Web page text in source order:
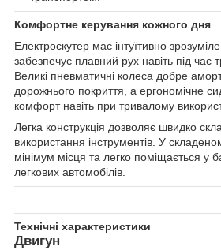
Комфортне керування кожного дня
Електроскутер має інтуїтивно
забезпечує плавний рух навіть під час
Великі пневматичні колеса добре
дорожнього покриття, а ергономічне
комфорт навіть при тривалому
Легка конструкція дозволяє швидко
використання інструментів. У
мінімум місця та легко поміщається у
легкових автомобілів.
Технічні характеристики
Двигун